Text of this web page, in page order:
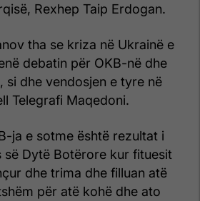
Rexhep Taip Erdogan.
tha se kriza në Ukrainë e
debatin për OKB-në dhe
si dhe vendosjen e tyre në
Telegrafi Maqedoni.
ja e sotme është rezultat i
së Dytë Botërore kur fituesit
dhe trima dhe filluan atë
për atë kohë dhe ato